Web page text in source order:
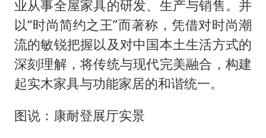
业从事全屋家具的研发、生产与销售。并
以“时尚简约之王”而著称，凭借对时尚潮
流的敏锐把握以及对中国本土生活方式的
深刻理解，将传统与现代完美融合，构建
起实木家具与功能家居的和谐统一。
图说：康耐登展厅实景